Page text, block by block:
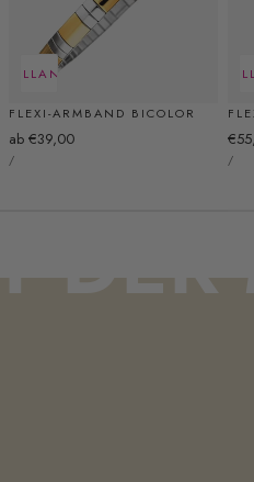
FLEXI-ARMBAND BICOLOR
Regulärer
Preis
ab €39,00
STÜCKPREIS
/PRO /